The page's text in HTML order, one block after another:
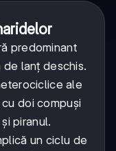
predominant
de lanț deschis.
ale
doi compuși
piranul.
un ciclu de